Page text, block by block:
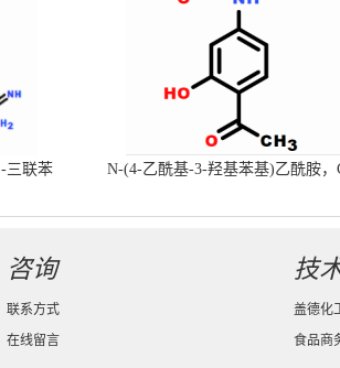
三联苯
N-(4-乙酰基-3-羟基苯基)乙酰胺，
咨询
联系方式
在线留言
技
盖德化
食品商